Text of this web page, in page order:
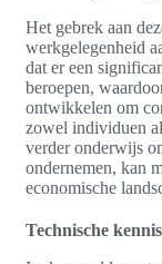
Het gebrek aan
werkgelegenheid
dat er een
beroepen,
ontwikkelen om
zowel individuen
verder onderwijs
ondernemen, kan
economische
Technische